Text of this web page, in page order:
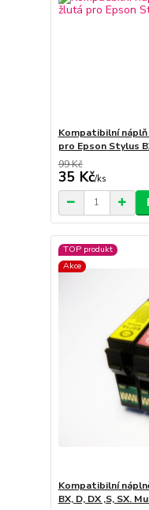
Kompatibilní
pro Epson Stylus
99 Kč
35 Kč/ks
TOP produkt
Akce
Kompatibilní
BX, D, DX ,S, SX.